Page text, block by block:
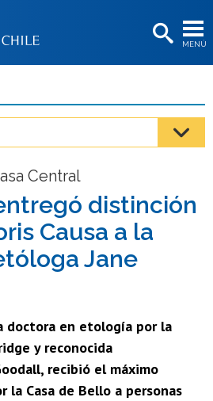
MENÚ
BIBLIOTECAS
Estudiantes
os
os
Egresadas/os
Central
distinción
Causa a la
Jane
doctora en etología por la
y reconocida
recibió el máximo
la Casa de Bello a personas